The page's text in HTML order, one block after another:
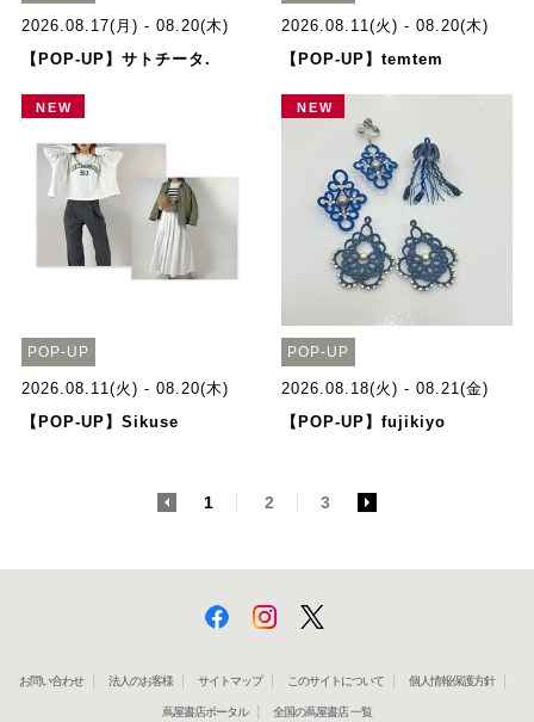
2026.08.17(月) - 08.20(木)
【POP-UP】サトチータ.
2026.08.11(火) - 08.20(木)
【POP-UP】temtem
NEW
POP-UP
2026.08.11(火) - 08.20(木)
【POP-UP】Sikuse
NEW
POP-UP
2026.08.18(火) - 08.21(金)
【POP-UP】fujikiyo
1 2 3
お問い合わせ 法人のお客様 サイトマップ このサイトについて 個人情報保護方針
蔦屋書店ポータル 全国の蔦屋書店 一覧